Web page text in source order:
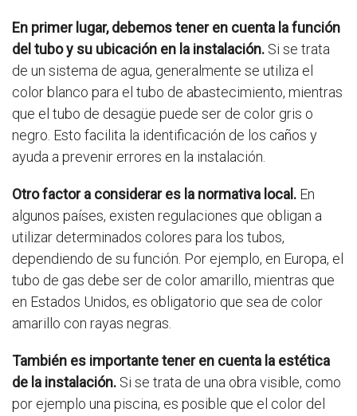
En primer lugar, debemos tener en cuenta la función
del tubo y su ubicación en la instalación. Si se trata
de un sistema de agua, generalmente se utiliza el
color blanco para el tubo de abastecimiento, mientras
que el tubo de desagüe puede ser de color gris o
negro. Esto facilita la identificación de los caños y
ayuda a prevenir errores en la instalación.
Otro factor a considerar es la normativa local. En
algunos países, existen regulaciones que obligan a
utilizar determinados colores para los tubos,
dependiendo de su función. Por ejemplo, en Europa, el
tubo de gas debe ser de color amarillo, mientras que
en Estados Unidos, es obligatorio que sea de color
amarillo con rayas negras.
También es importante tener en cuenta la estética
de la instalación. Si se trata de una obra visible, como
por ejemplo una piscina, es posible que el color del